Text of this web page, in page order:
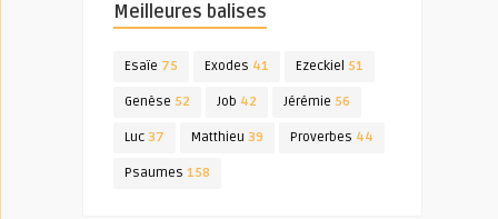
Meilleures balises
Esaïe 75 Exodes 41 Ezeckiel 51
Genèse 52 Job 42 Jérémie 56
Luc 37 Matthieu 39 Proverbes 44
Psaumes 158